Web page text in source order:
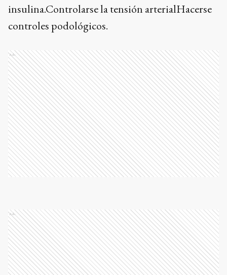
insulina.Controlarse la tensión arterialHacerse
controles podológicos.
Ads
Ads